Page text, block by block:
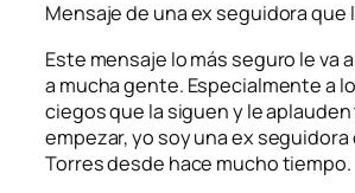
Mensaje de una ex seguidora que
Este mensaje lo más seguro le va
a mucha gente. Especialmente a
ciegos que la siguen y le
empezar, yo soy una ex seguidora
Torres desde hace mucho tiempo.